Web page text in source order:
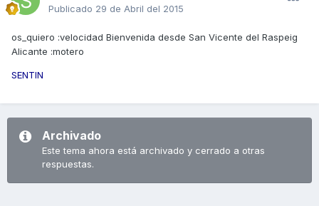
Publicado 29 de Abril del 2015
os_quiero :velocidad Bienvenida desde San Vicente del Raspeig
Alicante :motero
SENTIN
Archivado
Este tema ahora está archivado y cerrado a otras
respuestas.